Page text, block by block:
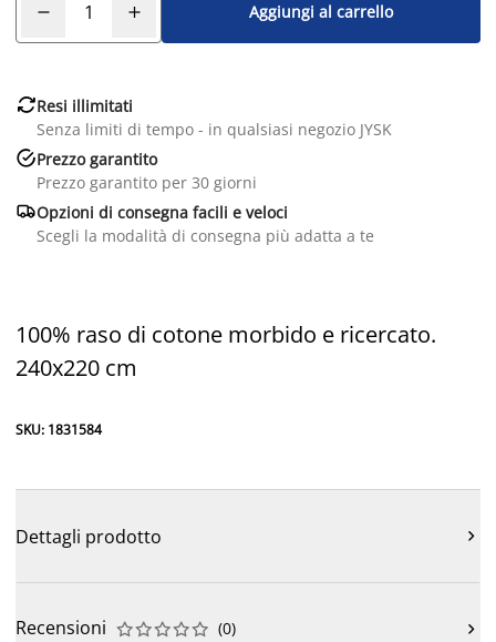
Aggiungi al carrello
Resi illimitati
Senza limiti di tempo - in qualsiasi negozio JYSK
Prezzo garantito
Prezzo garantito per 30 giorni
Opzioni di consegna facili e veloci
Scegli la modalità di consegna più adatta a te
100% raso di cotone morbido e ricercato.
240x220 cm
SKU: 1831584
Dettagli prodotto 
Recensioni 




 (0) 